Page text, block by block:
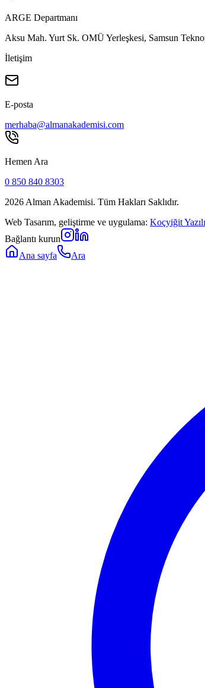
ARGE Departmanı
Aksu Mah. Yurt Sk. OMÜ Yerleşkesi, Samsun
İletişim
E-posta
merhaba@almanakademisi.com
Hemen Ara
0 850 840 8303
2026 Alman Akademisi. Tüm Hakları Saklıdır.
Web Tasarım, geliştirme ve uygulama: Koçyiğit
Bağlantı kurun
Ana sayfa
Ara